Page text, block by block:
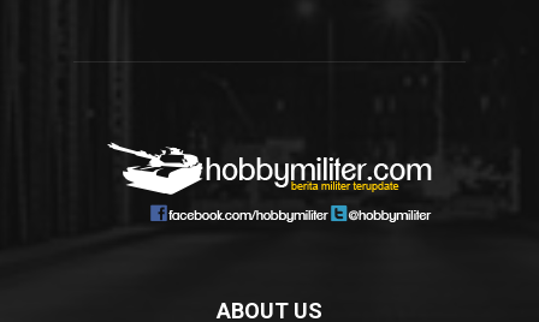
ABOUT US